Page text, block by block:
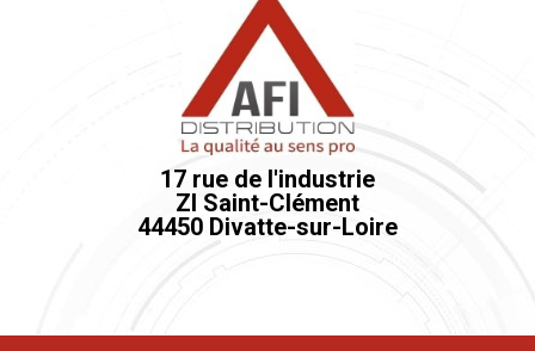
17 rue de l'industrie
ZI Saint-Clément
44450 Divatte-sur-Loire